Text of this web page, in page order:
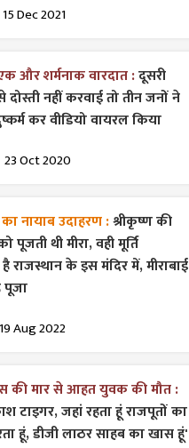
15 Dec 2021
और शर्मनाक वारदात :दूसरी
नहीं करवाई तो तीन जनों ने
कर वीडियो वायरल किया
23 Oct 2020
नायाब उदाहरण :श्रीकृष्ण की
पूजती थी मीरा, वही मूर्ति
राजस्थान के इस मंदिर में, मीराबाई
पूजा
19 Aug 2022
की मार से आहत युवक की मौत :
टाइगर, जहां रहता हूं राजपूतों का
हूं, डीजी लाठर साहब का खास हूं'